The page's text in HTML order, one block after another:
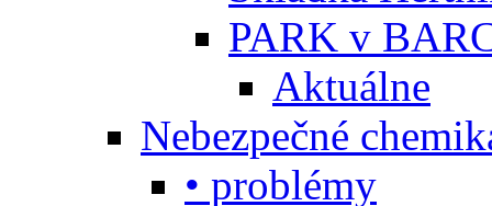
PARK v
Aktuálne
Nebezpečné
• problémy